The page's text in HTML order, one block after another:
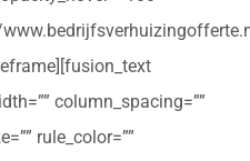
column_spacing=””
rule_color=””